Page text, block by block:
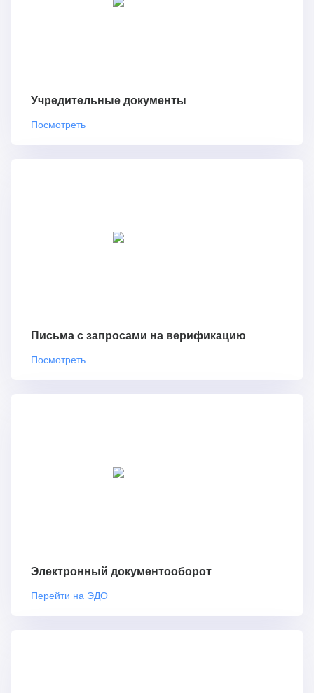
Учредительные документы
Посмотреть
Письма с запросами на верификацию
Посмотреть
Электронный документооборот
Перейти на ЭДО